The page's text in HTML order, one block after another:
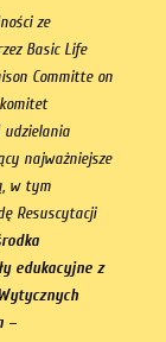
ze
Basic Life
Committe on
udzielania
najważniejsze
w tym
Resuscytacji
edukacyjne z
–